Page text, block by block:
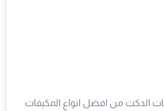
الدكت من افضل انواع المكيفات